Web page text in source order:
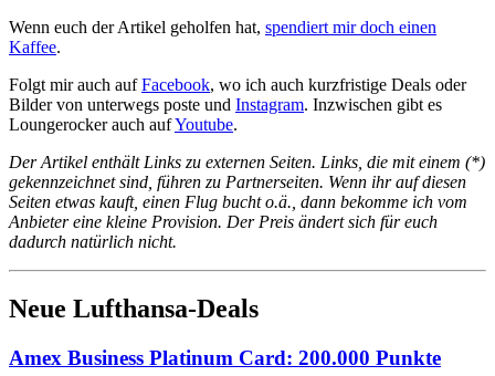
Wenn euch der Artikel geholfen hat, spendiert mir doch einen
Kaffee.
Folgt mir auch aufFacebook, wo ich auch kurzfristige Deals oder
Bilder von unterwegs poste und Instagram. Inzwischen gibt es
Loungerocker auch aufYoutube.
Der Artikel enthält Links zu externen Seiten. Links, die mit einem (*)
gekennzeichnet sind, führen zu Partnerseiten. Wenn ihr auf diesen
Seiten etwas kauft, einen Flug bucht o.ä., dann bekomme ich vom
Anbieter eine kleine Provision. Der Preis ändert sich für euch
dadurch natürlich nicht.
Neue Lufthansa-Deals
Amex Business Platinum Card: 200.000 Punkte